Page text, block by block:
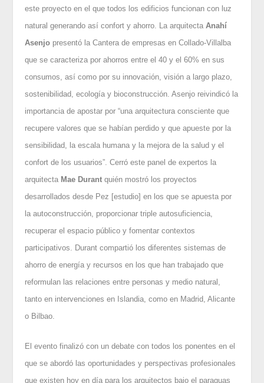
este proyecto en el que todos los edificios funcionan con luz
natural generando así confort y ahorro. La arquitectaAnahí
Asenjo presentó la Cantera de empresas en Collado-Villalba
que se caracteriza por ahorros entre el 40 y el 60% en sus
consumos, así como por su innovación, visión a largo plazo,
sostenibilidad, ecología y bioconstrucción. Asenjo reivindicó la
importancia de apostar por “una arquitectura consciente que
recupere valores que se habían perdido y que apueste por la
sensibilidad, la escala humana y la mejora de la salud y el
confort de los usuarios”. Cerró este panel de expertos la
arquitecta Mae Durant quién mostró los proyectos
desarrollados desde Pez [estudio] en los que se apuesta por
la autoconstrucción, proporcionar triple autosuficiencia,
recuperar el espacio público y fomentar contextos
participativos. Durant compartió los diferentes sistemas de
ahorro de energía y recursos en los que han trabajado que
reformulan las relaciones entre personas y medio natural,
tanto en intervenciones en Islandia, como en Madrid, Alicante
o Bilbao.
El evento finalizó con un debate con todos los ponentes en el
que se abordó las oportunidades y perspectivas profesionales
que existen hoy en día para los arquitectos bajo el paraguas